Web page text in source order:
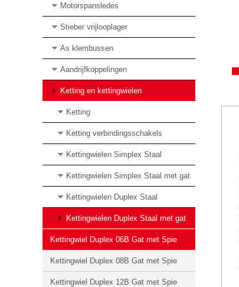
Motorspansledes
Stieber vrijlooplager
As klembussen
Aandrijfkoppelingen
Ketting en kettingwielen
Ketting
Ketting verbindingsschakels
Kettingwielen Simplex Staal
Kettingwielen Simplex Staal met gat
Kettingwielen Duplex Staal
Kettingwielen Duplex Staal met gat
Kettingwiel Duplex 06B Gat met Spie
Kettingwiel Duplex 08B Gat met Spie
Kettingwiel Duplex 12B Gat met Spie